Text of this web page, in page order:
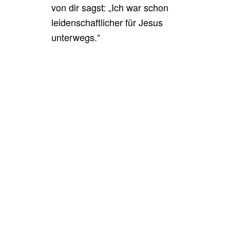
von dir sagst: „Ich war schon
leidenschaftlicher für Jesus
unterwegs.“